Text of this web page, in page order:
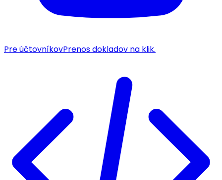
Pre účtovníkovPrenos dokladov na klik.